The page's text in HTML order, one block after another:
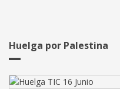
Huelga por Palestina